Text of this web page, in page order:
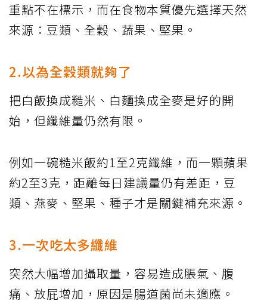
重點不在標示，而在食物本質優先選擇天然
來源：豆類、全穀、蔬果、堅果。
2.以為全穀類就夠了
把白飯換成糙米、白麵換成全麥是好的開
始，但纖維量仍然有限。
例如一碗糙米飯約1至2克纖維，而一顆蘋果
約2至3克，距離每日建議量仍有差距，豆
類、燕麥、堅果、種子才是關鍵補充來源。
3.一次吃太多纖維
突然大幅增加攝取量，容易造成脹氣、腹
痛、放屁增加，原因是腸道菌尚未適應。